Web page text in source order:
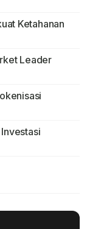
Ketahanan
Leader